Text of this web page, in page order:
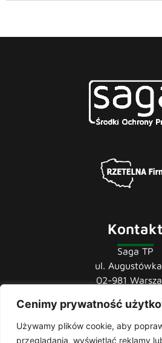
Cenimy prywatność
Używamy plików cookie, aby
przeglądania, wyświetlać reklamy
Kontakt
Saga TP
ul.
02-981
tel.: 22 741
22 852